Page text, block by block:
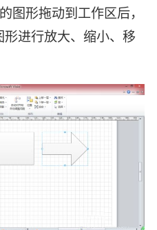
图形拖动到工作区后，
进行放大、缩小、移